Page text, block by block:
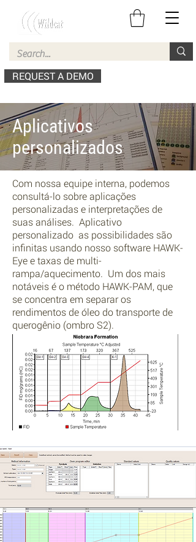
REQUEST A DEMO
Aplicativos
personalizados
Com nossa equipe interna, podemos
consultá-lo sobre aplicações
personalizadas e interpretações de
suas análises. Aplicativo
personalizado as possibilidades são
infinitas usando nosso software HAWK-
Eye e taxas de multi-
rampa/aquecimento. Um dos mais
notáveis é o método HAWK-PAM, que
se concentra em separar os
rendimentos de óleo do transporte de
querogênio (ombro S2).